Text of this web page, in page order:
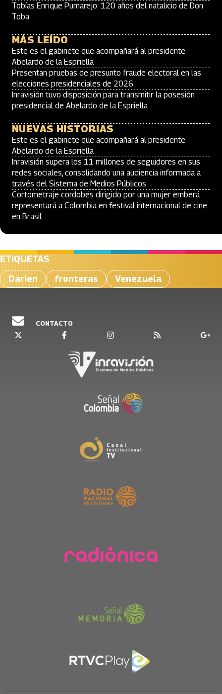
Tobías Enrique Pumarejo: 120 años del natalicio de Don
Toba
MÁS LEÍDO
Este es el gabinete que acompañará al presidente
Abelardo de la Espriella
Presentan pruebas de presunto fraude electoral en las
elecciones presidenciales de 2026
Inravisión tuvo disposición para transmitir la posesión
presidencial de Abelardo de la Espriella
NUEVAS HISTORIAS
Este es el gabinete que acompañará al presidente
Abelardo de la Espriella
Inravisión supera los 11 millones de seguidores en sus
redes sociales, consolidando una audiencia informada a
través del Sistema de Medios Públicos
Cortometraje cordobés dirigido por una mujer emberá
representará a Colombia en festival internacional de cine
en Brasil
ETIQUETAS
Darien
fronteras Venezuela
CONTACTO